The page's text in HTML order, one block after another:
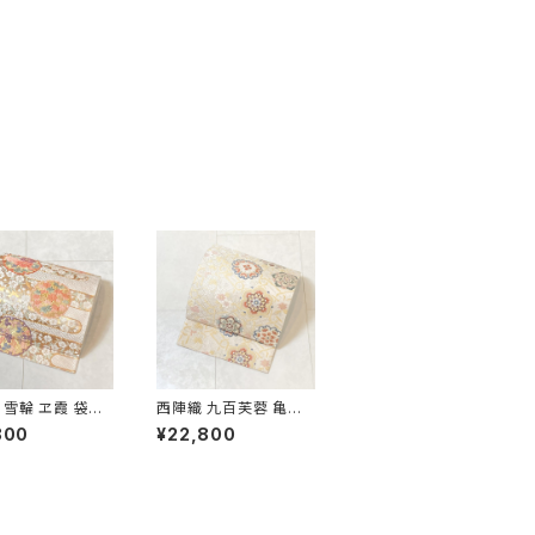
雪輪 ヱ霞 袋帯
白 ピンク 水
ステルカラー 5
西陣織 九百芙蓉 亀甲
彩華文 唐織り 袋帯 正
絹 金糸 クリーム色 白
¥22,800